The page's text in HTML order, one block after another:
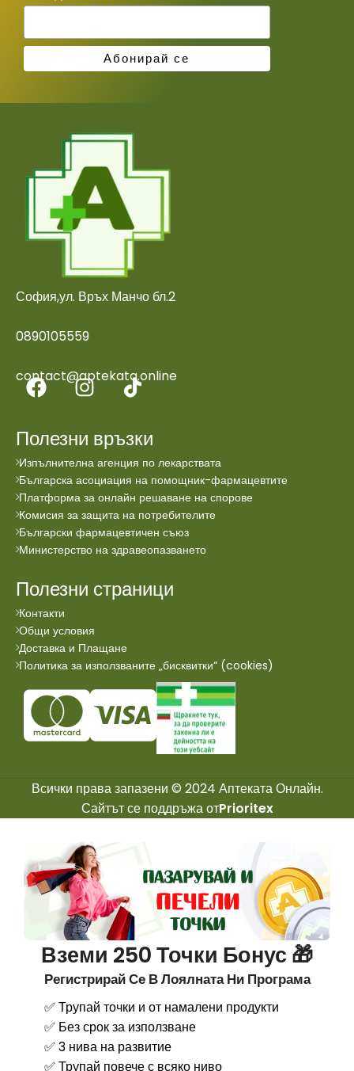
София,ул. Връх Манчо бл.2
0890105559
contact@aptekata.online
Полезни връзки
Изпълнителна агенция по лекарствата
Българска асоциация на помощник-фармацевтите
Платформа за онлайн решаване на спорове
Комисия за защита на потребителите
Български фармацевтичен съюз
Министерство на здравеопазването
Полезни страници
Контакти
Общи условия
Доставка и Плащане
Политика за използваните „бисквитки“ (cookies)
Всички права запазени © 2024 Аптеката Онлайн.
Сайтът се поддръжа отPrioritex
Вземи 250 Точки Бонус 🎁
Регистрирай Се В Лоялната Ни Програма
✅ Трупай точки и от намалени продукти
✅ Без срок за използване
✅ 3 нива на развитие
✅ Трупай повече с всяко ниво